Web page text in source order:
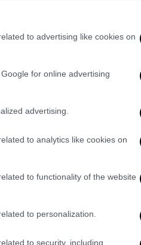
to advertising like cookies on
for online advertising
advertising.
to analytics like cookies on
to functionality of the website
to personalization.
to security, including
των οχημάτων
γερανοφόρο,
σταθμεύσει το
- ο ίδιος λέει ότι
, ενώ
το ατύχημα